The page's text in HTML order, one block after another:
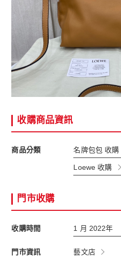
收購商品資訊
商品分類 名牌包包 收購
Loewe 收購
門市收購
收購時間 1 月 2022年
門市資訊 藝文店